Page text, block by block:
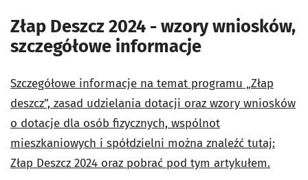
Złap Deszcz 2024 - wzory wniosków,
szczegółowe informacje
Szczegółowe informacje na temat programu „Złap
deszcz”, zasad udzielania dotacji oraz wzory wniosków
o dotacje dla osób fizycznych, wspólnot
mieszkaniowych i spółdzielni można znaleźć tutaj:
Złap Deszcz 2024 oraz pobrać pod tym artykułem.